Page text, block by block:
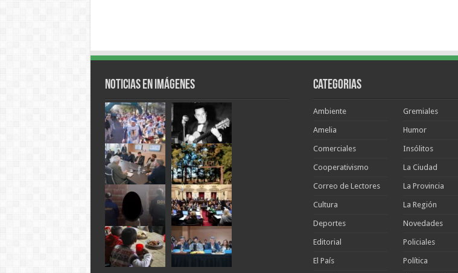
Noticias en Imágenes Categorias
Ambiente
Amelia
Comerciales
Cooperativismo
Correo de Lectores
Cultura
Deportes
Editorial
El País
Gremiales
Humor
Insólitos
La Ciudad
La Provincia
La Región
Novedades
Policiales
Política